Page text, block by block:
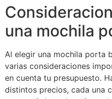
una mochila
Al elegir una mochila porta
varias consideraciones
en cuenta tu presupuesto.
distintos precios, cada una